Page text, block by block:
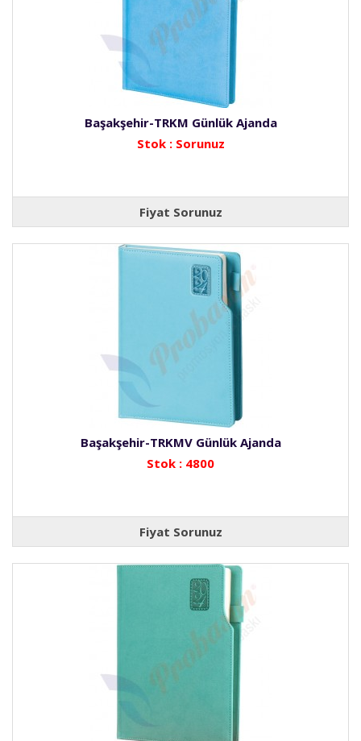
Başakşehir-TRKM Günlük Ajanda
Stok : Sorunuz
Fiyat Sorunuz
Başakşehir-TRKMV Günlük Ajanda
Stok : 4800
Fiyat Sorunuz